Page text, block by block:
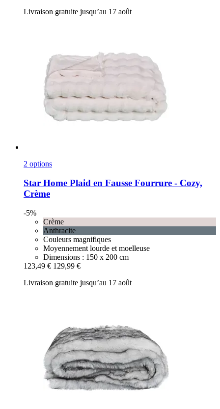
Livraison gratuite jusqu’au 17 août
2 options
Star Home Plaid en Fausse Fourrure -​ Cozy,
Crème
-5%
Crème
Anthracite
Couleurs magnifiques
Moyennement lourde et moelleuse
Dimensions : 150 x 200 cm
123,49 € 129,99 €
Livraison gratuite jusqu’au 17 août